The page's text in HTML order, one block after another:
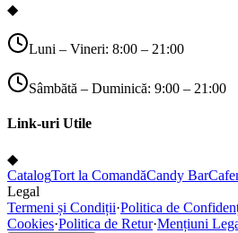
◆
Luni – Vineri: 8:00 – 21:00
Sâmbătă – Duminică: 9:00 – 21:00
Link-uri Utile
◆
CatalogTort la ComandăCandy Bar
Legal
Termeni și Condiții·Politica de
Cookies·Politica de Retur·Mențiuni